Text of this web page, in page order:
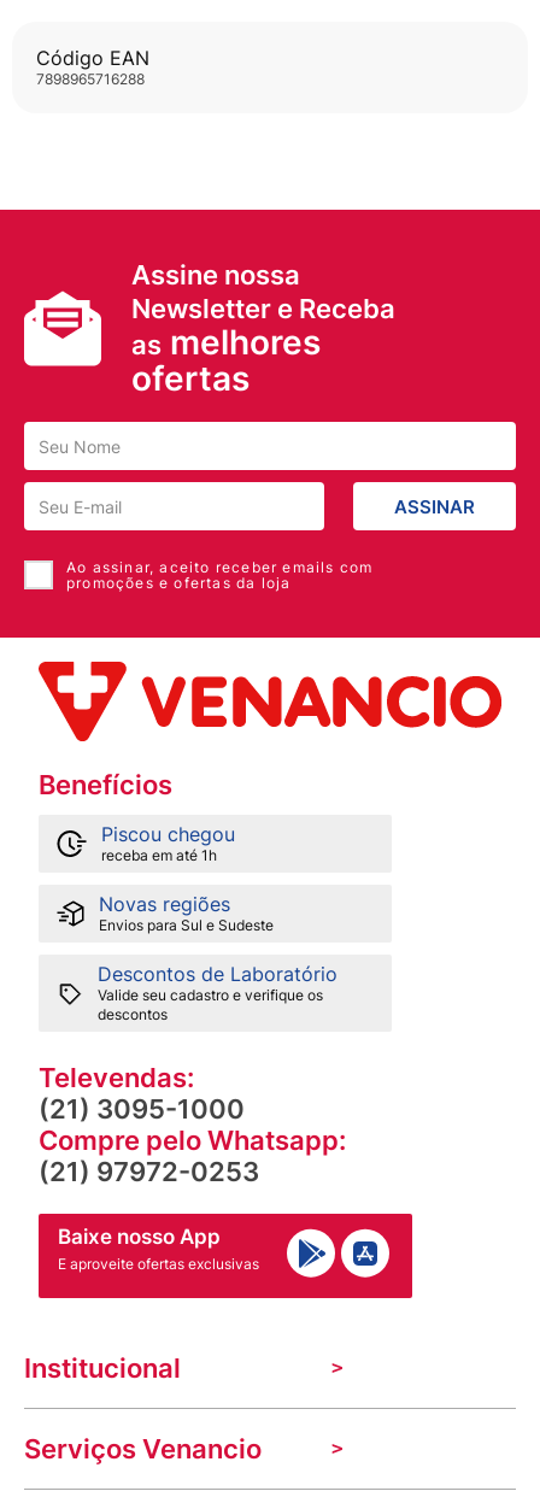
Código EAN
7898965716288
Assine nossa
Newsletter e Receba
as melhores
ofertas
ASSINAR
Ao assinar, aceito receber emails com
promoções e ofertas da loja
Benefícios
Piscou chegou
receba em até 1h
Novas regiões
Envios para Sul e Sudeste
Descontos de Laboratório
Valide seu cadastro e verifique os
descontos
Televendas:
(21) 3095-1000
Compre pelo Whatsapp:
(21) 97972-0253
Baixe nosso App
E aproveite ofertas exclusivas
Institucional
A Venancio
Trabalhe Conosco
Nossas lojas
Serviços Venancio